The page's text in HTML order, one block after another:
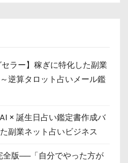
ラー】稼ぎに特化した副業
逆算タロット占いメール鑑
× 誕生日占い鑑定書作成バ
副業ネット占いビジネス
全版──「自分でやった方が